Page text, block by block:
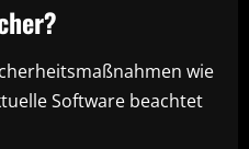
wie
Software beachtet